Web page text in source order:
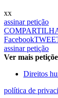
xx
assinar petição
Facebook
assinar petição
Ver mais
Direitos
política de